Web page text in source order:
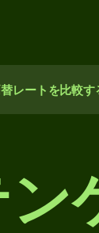
レートを比較す